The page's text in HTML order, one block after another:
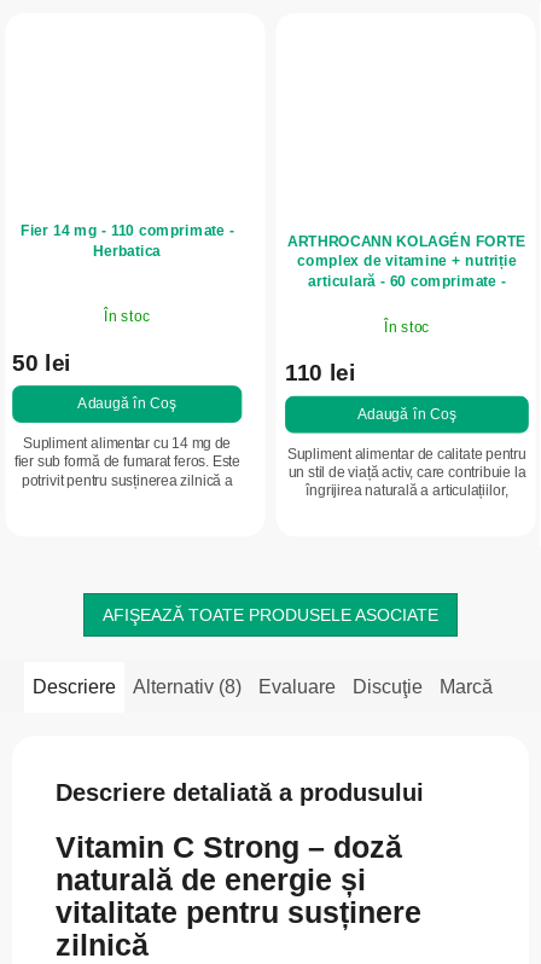
Fier 14 mg - 110 comprimate -
Herbatica
În stoc
50 lei
Adaugă în Coş
Supliment alimentar cu 14 mg de
fier sub formă de fumarat feros. Este
potrivit pentru susținerea zilnică a
ARTHROCANN KOLAGÉN FORTE
complex de vitamine + nutriție
articulară - 60 comprimate -
În stoc
110 lei
Adaugă în Coş
Supliment alimentar de calitate pentru
un stil de viață activ, care contribuie la
îngrijirea naturală a articulațiilor,
AFIŞEAZĂ TOATE PRODUSELE ASOCIATE
Descriere Alternativ (8) Evaluare Discuţie Marcă
Descriere detaliată a produsului
Vitamin C Strong – doză
naturală de energie și
vitalitate pentru susținere
zilnică